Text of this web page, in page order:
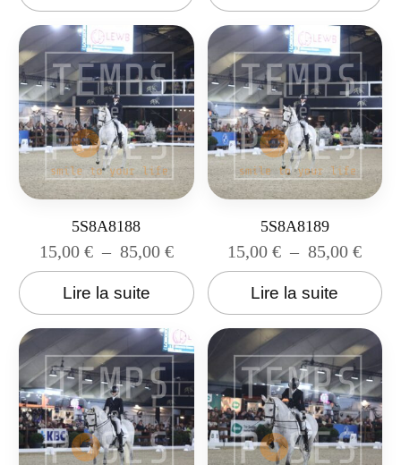
5S8A8188
15,00 € – 85,00 €
Lire la suite
5S8A8189
15,00€ – 85,00€
Lire la suite